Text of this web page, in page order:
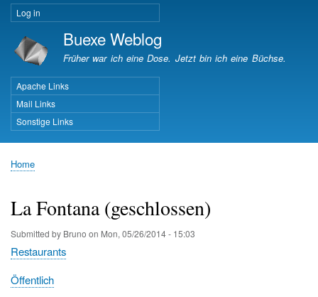
Skip
to
main
content
User
account
menu
Log in
Buexe Weblog
Früher war ich eine Dose. Jetzt bin ich eine Büchse.
Important Pages
Apache Links
Mail Links
Sonstige Links
Breadcrumb
Home
La Fontana (geschlossen)
Submitted by Bruno on Mon, 05/26/2014 - 15:03
Restaurants
Öffentlich